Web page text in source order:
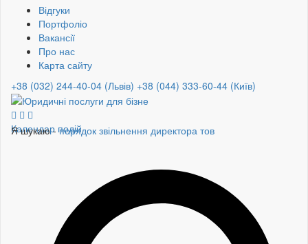
Відгуки
Портфоліо
Вакансії
Про нас
Карта сайту
+38 (032) 244-40-04 (Львів) +38 (044) 333-60-44 (Київ)
Календар подій
Я шукаю -порядок звільнення директора тов